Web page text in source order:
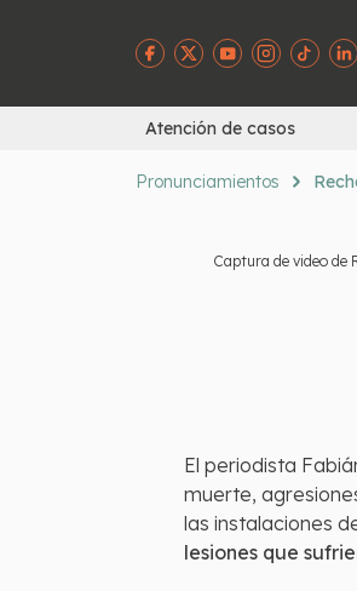
Atención de casos
Pronunciamientos
Captura de video de
El periodista
muerte,
las instalaciones
lesiones que